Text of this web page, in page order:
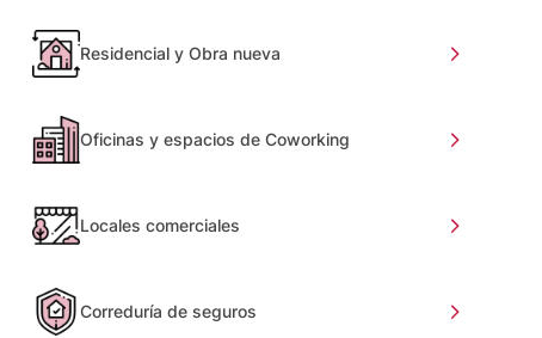
Residencial y Obra nueva
Oficinas y espacios de Coworking
Locales comerciales
Correduría de seguros